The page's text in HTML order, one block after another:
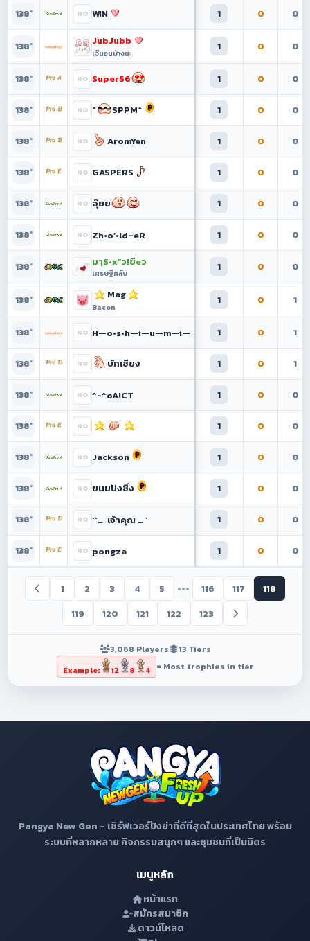
138° WiN 1 0 0
138° JubJubb
เจ๊นอนบ้างนะ
1 0 0
138° Super56 1 0 0
138° ^ SPPM^ 1 0 0
138° AromYen 1 0 0
138° GASPERS 1 0 0
138° อุ๊ยย 1 0 0
138° Zh•o’•ld–eR 1 0 0
138° มๅS•x”ว!ขีeว
เศรษฐีคลับ
1 0 0
138° Mag
Bacon
1 0 1
138° H—o•s•h—i—u—m—i— 1 0 1
138° บักเซียง 1 0 1
138° ^-^oA!CT 1 0 0
138° 1 0 0
138° Jackson 1 0 0
138° ขนมปังซิ่ง 1 0 0
138° ``… เจ้าคุณ … ` 1 0 0
138° pongza 1 0 0
1 2 3 4 5 ••• 116 117
118
119
120 121 122 123
3,068 Players 13 Tiers
Example: 12 8 4 = Most trophies in tier
Pangya New Gen - เซิร์ฟเวอร์ปังย่าที่ดีที่สุดในประเทศไทย พร้อม
ระบบที่หลากหลาย กิจกรรมสนุกๆ และชุมชนที่เป็นมิตร
เมนูหลัก
หน้าแรก
สมัครสมาชิก
ดาวน์โหลด